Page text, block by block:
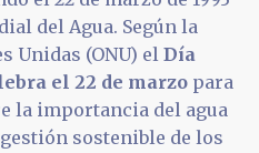
del Agua. Según la
Unidas (ONU) el Día
el 22 de marzo para
la importancia del agua
sostenible de los